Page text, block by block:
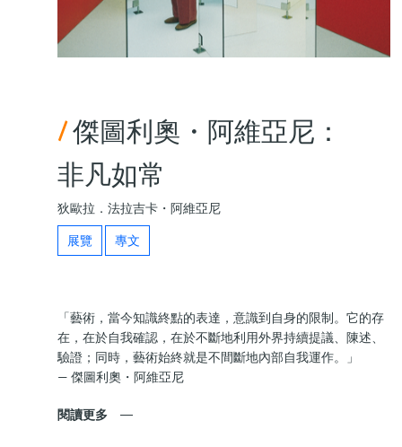
/傑圖利奧・阿維亞尼：
非凡如常
狄歐拉．法拉吉卡・阿維亞尼
展覽 專文
「藝術，當今知識終點的表達，意識到自身的限制。它的存
在，在於自我確認，在於不斷地利用外界持續提議、陳述、
驗證；同時，藝術始終就是不間斷地內部自我運作。」
— 傑圖利奧・阿維亞尼
閱讀更多